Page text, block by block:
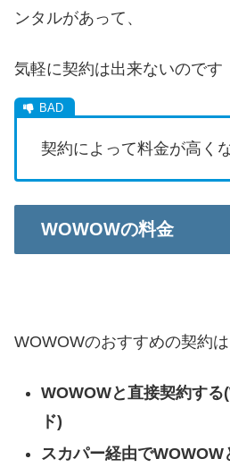
ンタルがあって、
気軽に契約は出来ないのです
契約によって料金が高く
WOWOWの料金
WOWOWのおすすめの契約は
WOWOWと直接契約す
ド)
スカパー経由でWOWOW